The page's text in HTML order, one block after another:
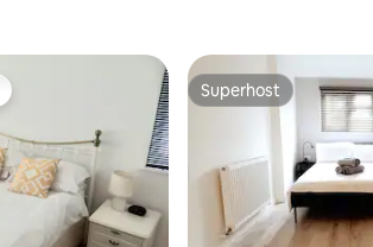
Superhost
Superhost